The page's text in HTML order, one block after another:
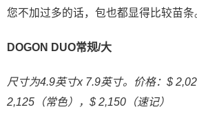
您不加过多的话，包也都显得比较苗条
DOGON DUO常规/大
尺寸为4.9英寸x 7.9英寸。价格：$
2,125（常色），$ 2,150（速记）